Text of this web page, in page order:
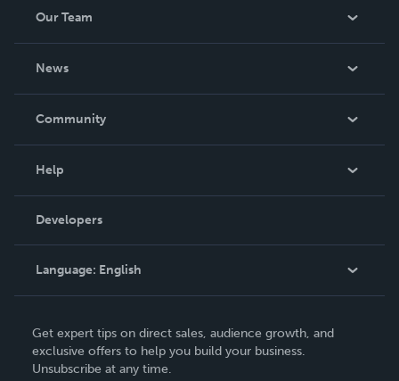
Our Team
News
In The News
Community
Podcast
Help
Order Lookup
Knowledge Base
Contact Support
Developers
Language: English
Deutsch
Français
Get expert tips on direct sales, audience growth, and
exclusive offers to help you build your business.
Unsubscribe at any time.